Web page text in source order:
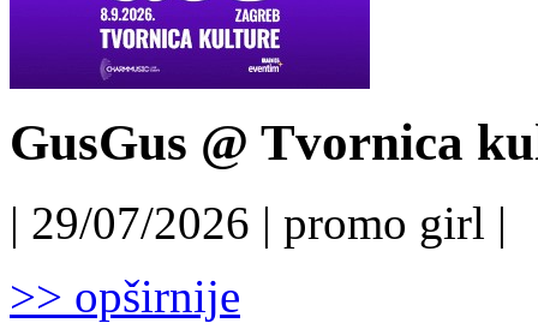
GusGus @ Tvornica
| 29/07/2026 | promo girl |
>> opširnije